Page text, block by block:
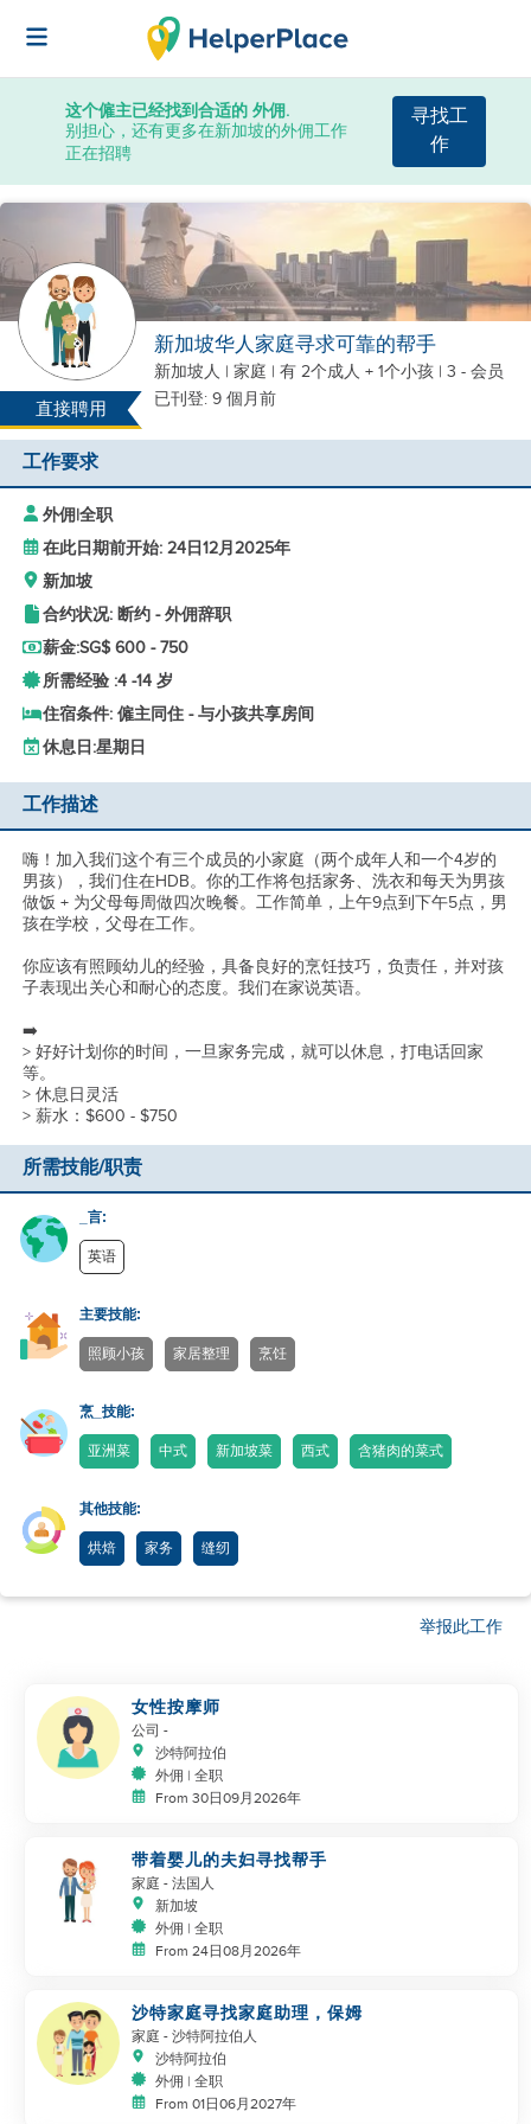
这个僱主已经找到合适的 外佣.
别担心，还有更多在新加坡的外佣工作
正在招聘
寻找工
作
直接聘用
新加坡华人家庭寻求可靠的帮手
新加坡人 | 家庭 | 有 2个成人 + 1个小孩 | 3 - 会员
已刊登: 9 個月前
工作要求
外佣|全职
在此日期前开始: 24日12月2025年
新加坡
合约状况: 断约 - 外佣辞职
薪金:SG$ 600 - 750
所需经验 :4 -14 岁
住宿条件: 僱主同住 - 与小孩共享房间
休息日:星期日
工作描述
嗨！加入我们这个有三个成员的小家庭（两个成年人和一个4岁的
男孩），我们住在HDB。你的工作将包括家务、洗衣和每天为男孩
做饭 + 为父母每周做四次晚餐。工作简单，上午9点到下午5点，男
孩在学校，父母在工作。
你应该有照顾幼儿的经验，具备良好的烹饪技巧，负责任，并对孩
子表现出关心和耐心的态度。我们在家说英语。
➡️
> 好好计划你的时间，一旦家务完成，就可以休息，打电话回家
等。
> 休息日灵活
> 薪水：$600 - $750
所需技能/职责
_言:
英语
主要技能:
照顾小孩 家居整理 烹饪
烹_技能:
亚洲菜 中式 新加坡菜 西式 含猪肉的菜式
其他技能:
烘焙 家务 缝纫
举报此工作
女性按摩师
公司 -
沙特阿拉伯
外佣 | 全职
From 30日09月2026年
带着婴儿的夫妇寻找帮手
家庭 - 法国人
新加坡
外佣 | 全职
From 24日08月2026年
沙特家庭寻找家庭助理，保姆
家庭 - 沙特阿拉伯人
沙特阿拉伯
外佣 | 全职
From 01日06月2027年